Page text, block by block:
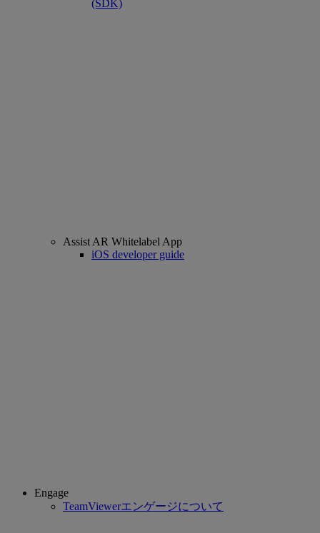
(SDK)
Assist AR Whitelabel App
iOS developer guide
Engage
TeamViewerエンゲージについて